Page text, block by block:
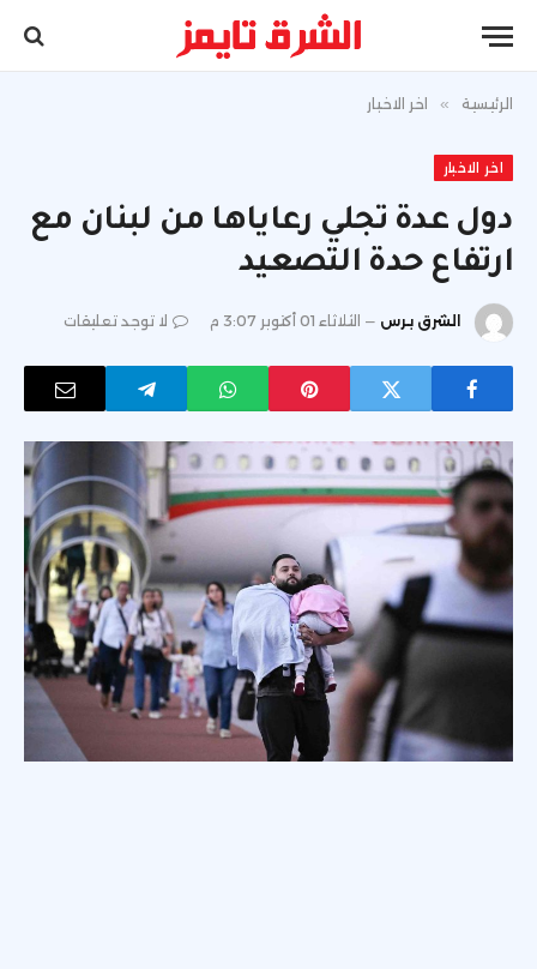
الرئيسية » اخر الاخبار
اخر الاخبار
دول عدة تجلي رعاياها من لبنان مع
ارتفاع حدة التصعيد
الشرق برس الثلاثاء 01 أكتوبر 3:07 م لا توجد تعليقات